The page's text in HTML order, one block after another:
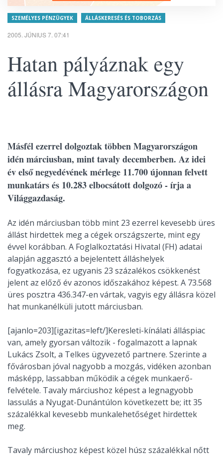
SZEMÉLYES PÉNZÜGYEK ÁLLÁSKERESÉS ÉS TOBORZÁS
2005. JÚNIUS 7. 07:41
Hatan pályáznak egy
állásra Magyarországon
Másfél ezerrel dolgoztak többen Magyarországon
idén márciusban, mint tavaly decemberben. Az idei
év első negyedévének mérlege 11.700 újonnan felvett
munkatárs és 10.283 elbocsátott dolgozó - írja a
Világgazdaság.
Az idén márciusban több mint 23 ezerrel kevesebb üres
állást hirdettek meg a cégek országszerte, mint egy
évvel korábban. A Foglalkoztatási Hivatal (FH) adatai
alapján aggasztó a bejelentett álláshelyek
fogyatkozása, ez ugyanis 23 százalékos csökkenést
jelent az előző év azonos időszakához képest. A 73.568
üres posztra 436.347-en vártak, vagyis egy állásra közel
hat munkanélküli jutott márciusban.
[ajanlo=203][igazitas=left/]Keresleti-kínálati álláspiac
van, amely gyorsan változik - fogalmazott a lapnak
Lukács Zsolt, a Telkes ügyvezető partnere. Szerinte a
fővárosban jóval nagyobb a mozgás, vidéken azonban
másképp, lassabban működik a cégek munkaerő-
felvétele. Tavaly márciushoz képest a legnagyobb
lassulás a Nyugat-Dunántúlon következett be; itt 35
százalékkal kevesebb munkalehetőséget hirdettek
meg.
Tavaly márciushoz képest közel húsz százalékkal nőtt